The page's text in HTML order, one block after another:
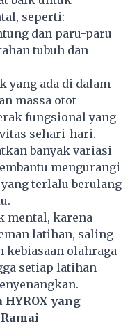
seperti:
dan paru-paru
tubuh dan
yang ada di dalam
massa otot
fungsional yang
sehari-hari.
banyak variasi
mengurangi
terlalu berulang
mental, karena
latihan, saling
kebiasaan olahraga
setiap latihan
yang